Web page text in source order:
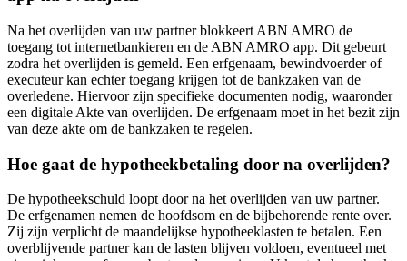
Na het overlijden van uw partner blokkeert ABN AMRO de
toegang tot internetbankieren en de ABN AMRO app. Dit gebeurt
zodra het overlijden is gemeld. Een erfgenaam, bewindvoerder of
executeur kan echter toegang krijgen tot de bankzaken van de
overledene. Hiervoor zijn specifieke documenten nodig, waaronder
een digitale Akte van overlijden. De erfgenaam moet in het bezit zijn
van deze akte om de bankzaken te regelen.
Hoe gaat de hypotheekbetaling door na overlijden?
De hypotheekschuld loopt door na het overlijden van uw partner.
De erfgenamen nemen de hoofdsom en de bijbehorende rente over.
Zij zijn verplicht de maandelijkse hypotheeklasten te betalen. Een
overblijvende partner kan de lasten blijven voldoen, eventueel met